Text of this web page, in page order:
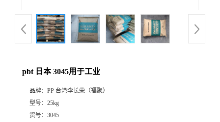
pbt 日本 3045用于工业
品牌： PP 台湾李长荣（福聚）
型号： 25kg
货号： 3045